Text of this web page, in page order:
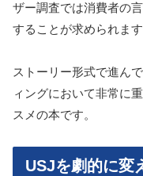
ザー調査では消費者の
することが求められます
ストーリー形式で進ん
ィングにおいて非常に
スメの本です。
USJを劇的に変